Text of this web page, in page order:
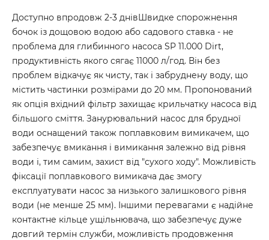
Доступно впродовж 2-3 днівШвидке спорожнення
бочок із дощовою водою або садового ставка - не
проблема для глибинного насоса SP 11.000 Dirt,
продуктивність якого сягає 11000 л/год. Він без
проблем відкачує як чисту, так і забруднену воду, що
містить частинки розмірами до 20 мм. Пропонований
як опція вхідний фільтр захищає крильчатку насоса від
більшого сміття. Занурювальний насос для брудної
води оснащений також поплавковим вимикачем, що
забезпечує вмикання і вимикання залежно від рівня
води і, тим самим, захист від "сухого ходу". Можливість
фіксації поплавкового вимикача дає змогу
експлуатувати насос за низького залишкового рівня
води (не менше 25 мм). Іншими перевагами є надійне
контактне кільце ущільнювача, що забезпечує дуже
довгий термін служби, можливість продовження